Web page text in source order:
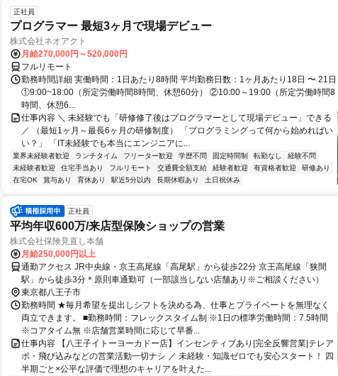
正社員
プログラマー 最短3ヶ月で現場デビュー
株式会社ネオアクト
月給270,000円～520,000円
フルリモート
勤務時間詳細 実働時間：1日あたり8時間 平均勤務日数：1ヶ月あたり18日 〜 21日
①9:00~18:00（所定労働時間8時間、休憩60分） ②10:00～19:00（所定労働時間8
時間、休憩6...
仕事内容 ＼ 未経験でも「研修修了後はプログラマーとして現場デビュー」できる
／ （最短1ヶ月～最長6ヶ月の研修制度） 「プログラミングって何から始めればい
い？」 「IT未経験でも本当にエンジニアに...
業界未経験者歓迎 ランチタイム フリーター歓迎 学歴不問 固定時間制 転勤なし
経験不問
未経験者歓迎
住宅手当あり フルリモート 交通費全額支給 経験者歓迎 有資格者歓迎
研修あり
在宅OK
賞与あり 育休あり 駅近5分以内 長期休暇あり 土日祝休み
正社員
平均年収600万/来店型保険ショップの営業
株式会社保険見直し本舗
月給250,000円以上
通勤アクセス JR中央線・京王高尾線「高尾駅」から徒歩22分 京王高尾線「狭間
駅」から徒歩3分＊原則車通勤可（一部該当しない店舗あり※ご相談ください）
東京都八王子市
勤務時間 ★毎月希望を提出しシフトを決める為、仕事とプライベートを無理なく
両立できます。 ■勤務時間：フレックスタイム制 ※1日の標準労働時間：7.5時間
※コアタイム無 ※店舗営業時間に応じて早番...
仕事内容 【八王子イトーヨーカドー店】インセンティブあり|完全反響営業|テレア
ポ・飛び込みなどの営業活動一切ナシ ／ 未経験・知識ゼロでも安心スタート！ 四
半期ごと×公平な評価で理想のキャリアを叶えた...